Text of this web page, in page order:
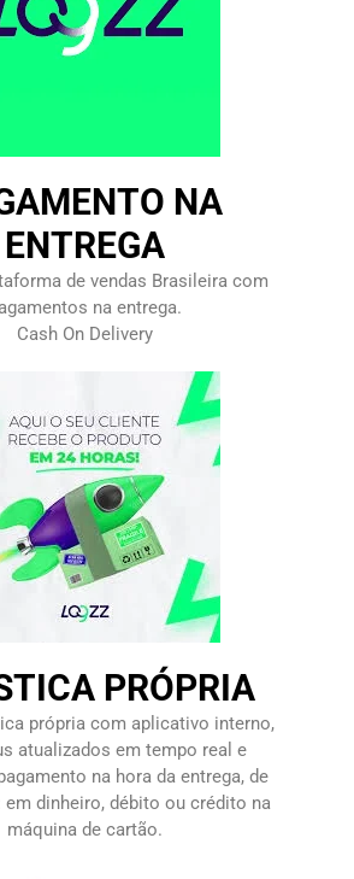
NA
ENTREGA
de vendas Brasileira com
na entrega.
Cash On Delivery
PRÓPRIA
própria com aplicativo interno,
atualizados em tempo real e
na hora da entrega, de
dinheiro, débito ou crédito na
máquina de cartão.